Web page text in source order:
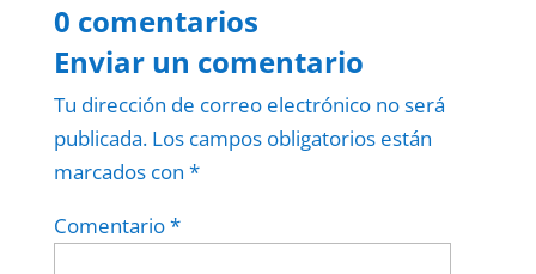
0 comentarios
Enviar un comentario
Tu dirección de correo electrónico no será
publicada. Los campos obligatorios están
marcados con *
Comentario*